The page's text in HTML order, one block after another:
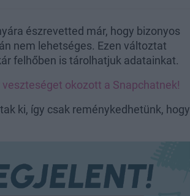
észrevetted már, hogy bizonyos
nem lehetséges. Ezen változtat
felhőben is tárolhatjuk adatainkat.
okozott a Snapchatnek!
ki, így csak reménykedhetünk, hogy